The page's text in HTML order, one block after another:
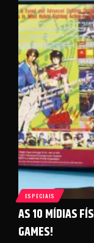
ESPECIAIS
AS 10 MÍDIAS
GAMES!